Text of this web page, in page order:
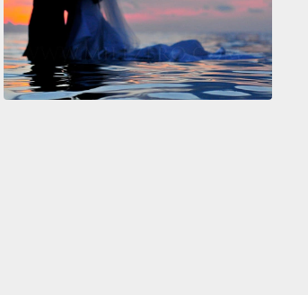
(踮腳)運動還有聳肩動作來放鬆你的
伸展肌肉。
chance you have to move your